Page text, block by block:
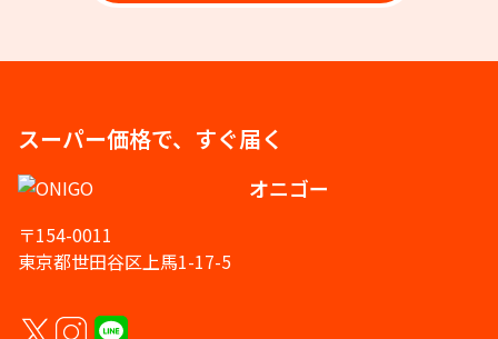
スーパー価格で、すぐ届く
オニゴー
〒154-0011
東京都世田谷区上馬1-17-5